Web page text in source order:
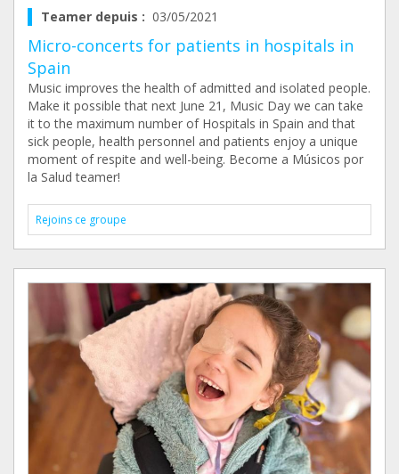
Teamer depuis : 03/05/2021
Micro-concerts for patients in hospitals in
Spain
Music improves the health of admitted and isolated people.
Make it possible that next June 21, Music Day we can take
it to the maximum number of Hospitals in Spain and that
sick people, health personnel and patients enjoy a unique
moment of respite and well-being. Become a Músicos por
la Salud teamer!
Rejoins ce groupe